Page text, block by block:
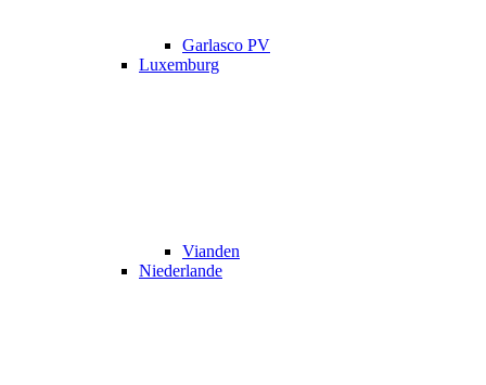
Garlasco PV
Luxemburg
Vianden
Niederlande